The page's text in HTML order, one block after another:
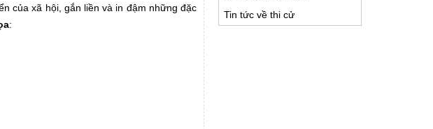
của xã hội, gắn liền và in đậm những đặc
:
Tin tức về thi cử